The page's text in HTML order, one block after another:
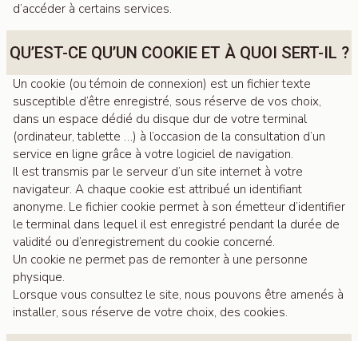
d’accéder à certains services.
QU’EST-CE QU’UN COOKIE ET À QUOI SERT-IL ?
Un cookie (ou témoin de connexion) est un fichier texte
susceptible d’être enregistré, sous réserve de vos choix,
dans un espace dédié du disque dur de votre terminal
(ordinateur, tablette …) à l’occasion de la consultation d’un
service en ligne grâce à votre logiciel de navigation.
Il est transmis par le serveur d’un site internet à votre
navigateur. A chaque cookie est attribué un identifiant
anonyme. Le fichier cookie permet à son émetteur d’identifier
le terminal dans lequel il est enregistré pendant la durée de
validité ou d’enregistrement du cookie concerné.
Un cookie ne permet pas de remonter à une personne
physique.
Lorsque vous consultez le site, nous pouvons être amenés à
installer, sous réserve de votre choix, des cookies.